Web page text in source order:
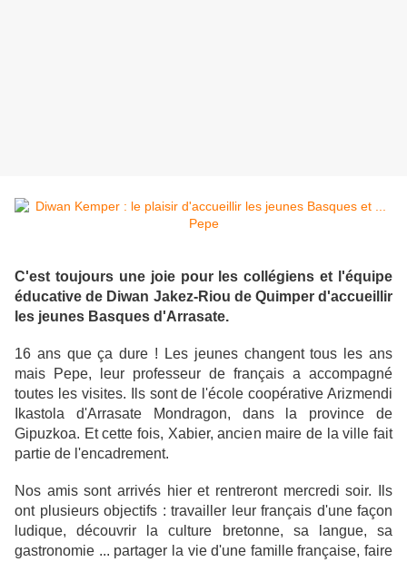
C'est toujours une joie pour les collégiens et l'équipe
éducative de Diwan Jakez-Riou de Quimper d'accueillir
les jeunes Basques d'Arrasate.
16 ans que ça dure ! Les jeunes changent tous les ans
mais Pepe, leur professeur de français a accompagné
toutes les visites. Ils sont de l'école coopérative Arizmendi
Ikastola d'Arrasate Mondragon, dans la province de
Gipuzkoa. Et cette fois, Xabier, ancien maire de la ville fait
partie de l'encadrement.
Nos amis sont arrivés hier et rentreront mercredi soir. Ils
ont plusieurs objectifs : travailler leur français d'une façon
ludique, découvrir la culture bretonne, sa langue, sa
gastronomie ... partager la vie d'une famille française, faire